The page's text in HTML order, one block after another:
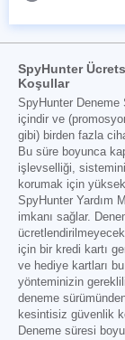
SpyHunter
Koşullar
SpyHunter Deneme
içindir ve
gibi) birden fazla
Bu süre boyunca
işlevselliği,
korumak için
SpyHunter Yardım
imkanı sağlar.
için bir kredi kartı
ve hediye kartları
yönteminizin
deneme
kesintisiz güvenlik
Deneme süresi